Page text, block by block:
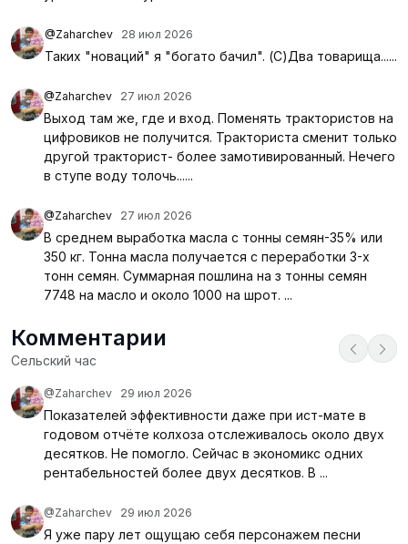
@Zaharchev 28 июл 2026
Таких "новаций" я "богато бачил". (С)Два товарища......
@Zaharchev 27 июл 2026
Выход там же, где и вход. Поменять трактористов на
цифровиков не получится. Тракториста сменит только
другой тракторист- более замотивированный. Нечего
в ступе воду толочь......
@Zaharchev 27 июл 2026
В среднем выработка масла с тонны семян-35% или
350 кг. Тонна масла получается с переработки 3-х
тонн семян. Суммарная пошлина на з тонны семян
7748 на масло и около 1000 на шрот. ...
Комментарии
Сельский час
@Zaharchev 29 июл 2026
Показателей эффективности даже при ист-мате в
годовом отчёте колхоза отслеживалось около двух
десятков. Не помогло. Сейчас в экономикс одних
рентабельностей более двух десятков. В ...
@Zaharchev 29 июл 2026
Я уже пару лет ощущаю себя персонажем песни